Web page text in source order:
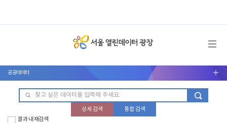
메뉴 열기
공공데이터 서브메뉴 열기
상세 검색
통합 검색
결과 내 재검색